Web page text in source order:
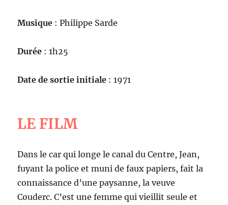
Musique : Philippe Sarde
Durée : 1h25
Date de sortie initiale : 1971
LE FILM
Dans le car qui longe le canal du Centre, Jean,
fuyant la police et muni de faux papiers, fait la
connaissance d’une paysanne, la veuve
Couderc. C’est une femme qui vieillit seule et